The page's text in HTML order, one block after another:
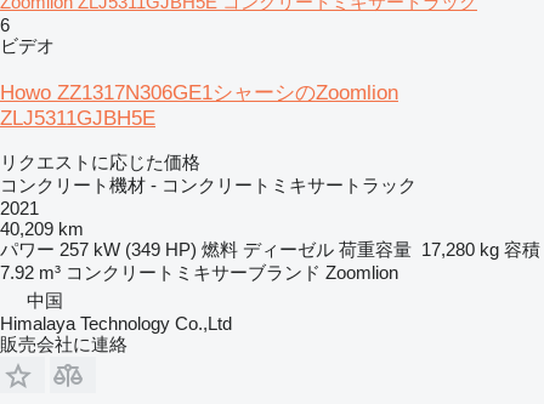
6
ビデオ
Howo ZZ1317N306GE1シャーシのZoomlion
ZLJ5311GJBH5E
リクエストに応じた価格
コンクリート機材 - コンクリートミキサートラック
2021
40,209 km
パワー 257 kW (349 HP) 燃料 ディーゼル 荷重容量 17,280 kg 容積
7.92 m³ コンクリートミキサーブランド Zoomlion
中国
Himalaya Technology Co.,Ltd
販売会社に連絡